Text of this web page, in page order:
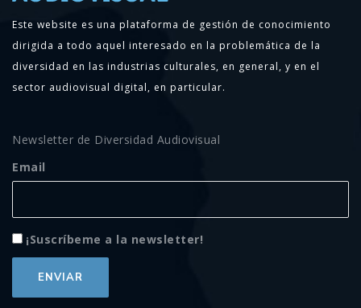
Este website es una plataforma de gestión de conocimiento
dirigida a todo aquel interesado en la problemática de la
diversidad en las industrias culturales, en general, y en el
sector audiovisual digital, en particular.
Newsletter de Diversidad Audiovisual
Email
¡Suscríbeme a la newsletter!